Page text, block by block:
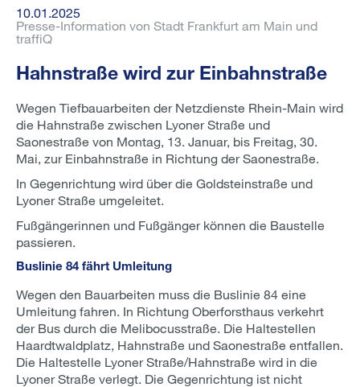
10.01.2025
Presse-Information von Stadt Frankfurt am Main und
traffiQ
Hahnstraße wird zur Einbahnstraße
Wegen Tiefbauarbeiten der Netzdienste Rhein-Main wird
die Hahnstraße zwischen Lyoner Straße und
Saonestraße von Montag, 13. Januar, bis Freitag, 30.
Mai, zur Einbahnstraße in Richtung der Saonestraße.
In Gegenrichtung wird über die Goldsteinstraße und
Lyoner Straße umgeleitet.
Fußgängerinnen und Fußgänger können die Baustelle
passieren.
Buslinie 84 fährt Umleitung
Wegen den Bauarbeiten muss die Buslinie 84 eine
Umleitung fahren. In Richtung Oberforsthaus verkehrt
der Bus durch die Melibocusstraße. Die Haltestellen
Haardtwaldplatz, Hahnstraße und Saonestraße entfallen.
Die Haltestelle Lyoner Straße/Hahnstraße wird in die
Lyoner Straße verlegt. Die Gegenrichtung ist nicht